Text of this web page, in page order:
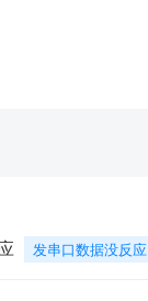
发串口数据没反应